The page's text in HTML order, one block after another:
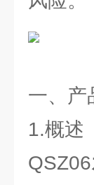
一、产
1.概述
QSZ06